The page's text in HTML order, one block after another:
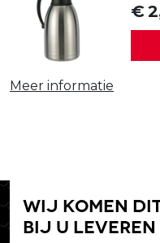
€
Meer informatie
Wij komen
bij u leveren